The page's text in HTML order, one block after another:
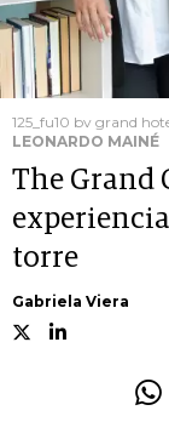
125_fu10 bv grand
LEONARDO MAINÉ
The Grand
torre
Gabriela Viera